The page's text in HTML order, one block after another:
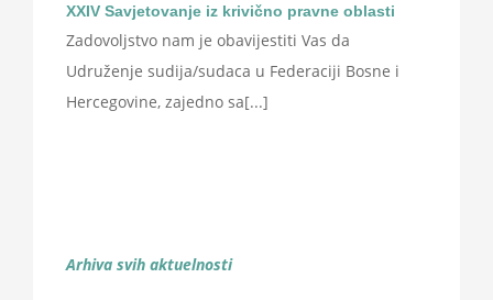
XXIV Savjetovanje iz krivično pravne oblasti
Zadovoljstvo nam je obavijestiti Vas da
Udruženje sudija/sudaca u Federaciji Bosne i
Hercegovine, zajedno sa[...]
Arhiva svih aktuelnosti